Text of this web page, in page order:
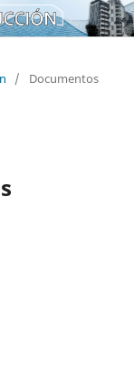
/ Documentos